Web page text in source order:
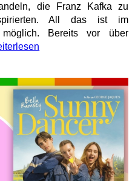
die Franz Kafka zu
All das ist im
möglich. Bereits vor über